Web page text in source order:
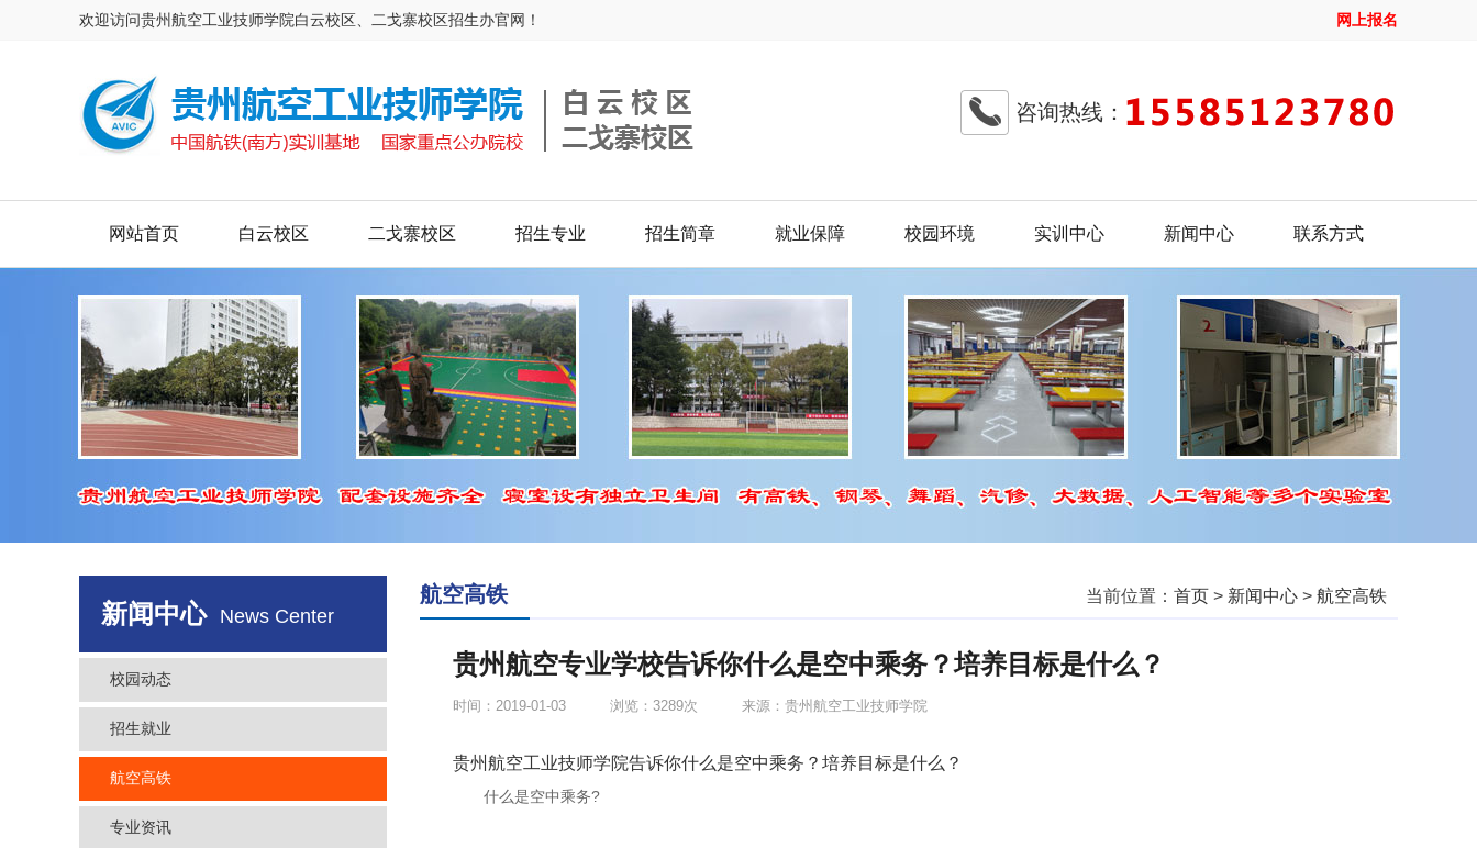
欢迎访问贵州航空工业技师学院白云校区、二戈寨校区招生办官网！ 网上报名
咨询热线：
网站首页 白云校区 二戈寨校区 招生专业 招生简章 就业保障 校园环境 实训中心 新闻中心 联系方式
新闻中心 News Center
校园动态
招生就业
航空高铁
专业资讯
航空高铁 当前位置： 首页 > 新闻中心 > 航空高铁
贵州航空专业学校告诉你什么是空中乘务？培养目标是什么？
时间：2019-01-03 浏览：3289次 来源：贵州航空工业技师学院
贵州航空工业技师学院告诉你什么是空中乘务？培养目标是什么？
什么是空中乘务?